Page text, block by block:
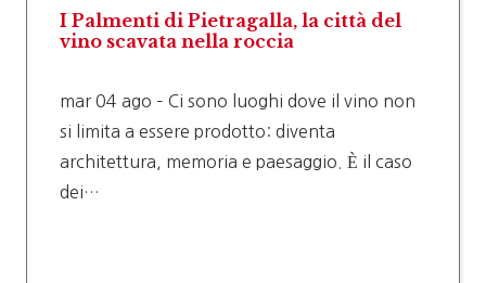
I Palmenti di Pietragalla, la città del
vino scavata nella roccia
mar 04 ago – Ci sono luoghi dove il vino non
si limita a essere prodotto: diventa
architettura, memoria e paesaggio. È il caso
dei…